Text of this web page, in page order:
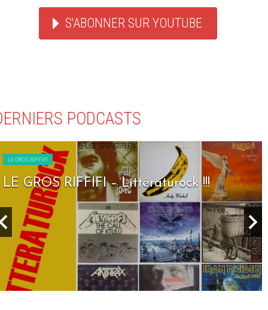
S'ABONNER SUR YOUTUBE
PODCASTS
LE GROS RIFFIFI
LE GROS RIFFIFI – Littératurock !!!